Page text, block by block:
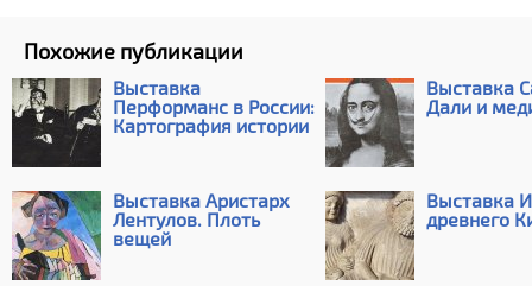
Похожие публикации
Выставка
Перформанс в России:
Картография истории
Выставка
Дали и
Выставка Аристарх
Лентулов. Плоть
вещей
Выставка
древнего